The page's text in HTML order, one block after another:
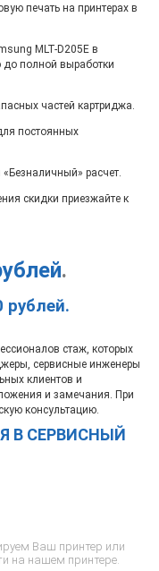
печать на принтерах в
MLT-D205E в
до полной выработки
частей картриджа.
постоянных
расчет.
скидки приезжайте к
.
рублей.
стаж, которых
сервисные инженеры
клиентов и
и замечания. При
консультацию.
В СЕРВИСНЫЙ
Ваш принтер или
на нашем принтере.